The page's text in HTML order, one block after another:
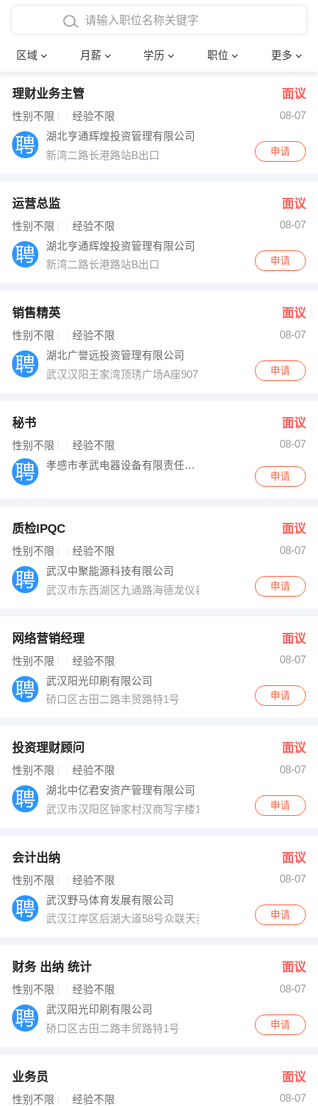
区域 月薪 学历 职位 更多
4000-5000元
8000-12000元
12000-20000元
博士
文员
财务会计
网络IT
快递员
收银员 技术员/工程师
出纳
编辑
跟单
其他职位
确定
理财业务主管 面议
性别不限 经验不限
08-07
湖北亨通辉煌投资管理有限公司
新湾二路长港路站B出口
申请
运营总监 面议
性别不限 经验不限
08-07
湖北亨通辉煌投资管理有限公司
新湾二路长港路站B出口
申请
销售精英 面议
性别不限 经验不限
08-07
湖北广誉远投资管理有限公司
武汉汉阳王家湾顶琇广场A座907
申请
秘书 面议
性别不限 经验不限
08-07
孝感市孝武电器设备有限责任公司
申请
质检IPQC 面议
性别不限 经验不限
08-07
武汉中聚能源科技有限公司
武汉市东西湖区九通路海德龙仪表院内3号楼
申请
网络营销经理 面议
性别不限 经验不限
08-07
武汉阳光印刷有限公司
硚口区古田二路丰贸路特1号
申请
投资理财顾问 面议
性别不限 经验不限
08-07
湖北中亿君安资产管理有限公司
武汉市汉阳区钟家村汉商写字楼1802室
申请
会计出纳 面议
性别不限 经验不限
08-07
武汉野马体育发展有限公司
武汉江岸区后湖大道58号众联天美国际野马健身会所
申请
财务 出纳 统计 面议
性别不限 经验不限
08-07
武汉阳光印刷有限公司
硚口区古田二路丰贸路特1号
申请
业务员 面议
性别不限 经验不限
08-07